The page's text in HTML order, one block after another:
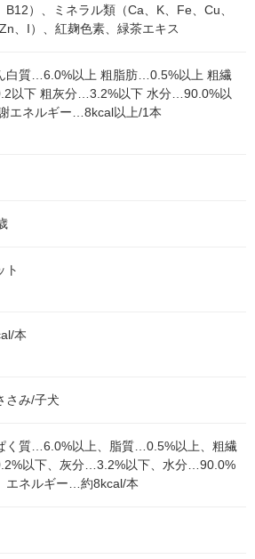
B12）、ミネラル類（Ca、K、Fe、Cu、
、I）、紅麹色素、緑茶エキス
白質…6.0%以上 粗脂肪…0.5%以上 粗繊
以下 粗灰分…3.2%以下 水分…90.0%以
エネルギー…8kcal以上/1本
ト
本
さみ/子犬
く質…6.0%以上、脂質…0.5%以上、粗繊
以下、灰分…3.2%以下、水分…90.0%
エネルギー…約8kcal/本